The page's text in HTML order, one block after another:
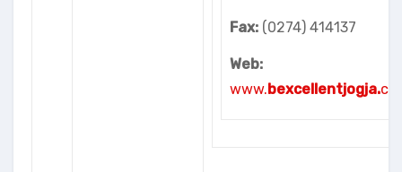
Fax: (0274) 414137
Web:
www.bexcellentjogja.